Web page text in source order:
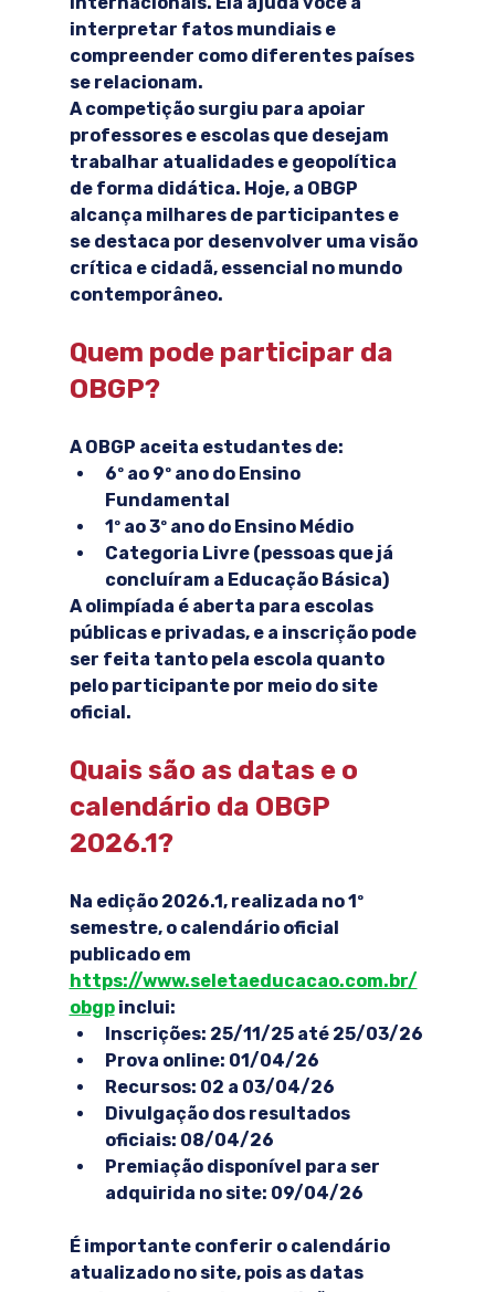
interpretar fatos mundiais e
compreender como diferentes países
se relacionam.
A competição surgiu para apoiar
professores e escolas que desejam
trabalhar atualidades e geopolítica
de forma didática. Hoje, a OBGP
alcança milhares de participantes e
se destaca por desenvolver uma visão
crítica e cidadã, essencial no mundo
contemporâneo.
Quem pode participar da
OBGP?
A OBGP aceita estudantes de:
6º ao 9º ano do Ensino
Fundamental
1º ao 3º ano do Ensino Médio
Categoria Livre (pessoas que já
concluíram a Educação Básica)
A olimpíada é aberta para escolas
públicas e privadas, e a inscrição pode
ser feita tanto pela escola quanto
pelo participante por meio do site
oficial.
Quais são as datas e o
calendário da OBGP
2026.1?
Na edição 2026.1 , realizada no 1º
semestre, o calendário oficial
publicado em
https://www.seletaeducacao.com.br/
obgp inclui:
Inscrições: 25/11/25 até 25/03/26
Prova online: 01/04/26
Recursos: 02 a 03/04/26
Divulgação dos resultados
oficiais: 08/04/26
Premiação disponível para ser
adquirida no site: 09/04/26
É importante conferir o calendário
atualizado no site, pois as datas